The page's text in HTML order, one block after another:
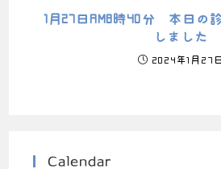
1月27日AM8時40分 本日の
しました
2024年1月27日
Calendar